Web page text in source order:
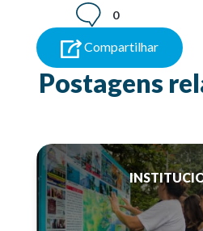
0
Compartilhar
Postagens